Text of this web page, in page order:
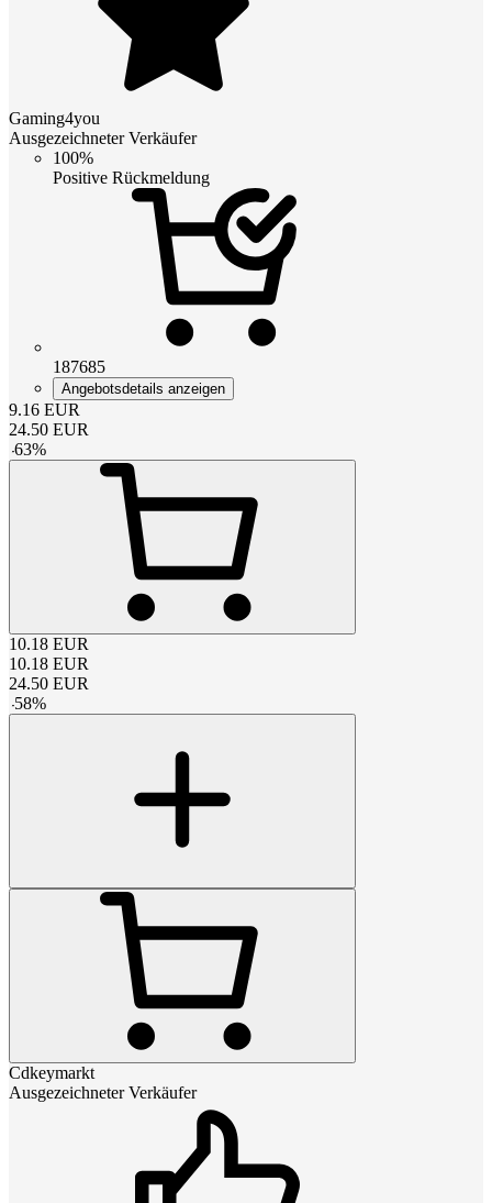
Gaming4you
Ausgezeichneter Verkäufer
100%
Positive Rückmeldung
187685
Angebotsdetails anzeigen
9.16 EUR
24.50 EUR
-63%
10.18 EUR
10.18 EUR
24.50 EUR
-58%
Cdkeymarkt
Ausgezeichneter Verkäufer